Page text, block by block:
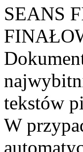
SEANS
tekstów
W